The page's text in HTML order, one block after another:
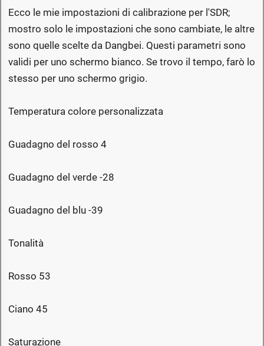
Ecco le mie impostazioni di calibrazione per l'SDR;
mostro solo le impostazioni che sono cambiate, le altre
sono quelle scelte da Dangbei. Questi parametri sono
validi per uno schermo bianco. Se trovo il tempo, farò lo
stesso per uno schermo grigio.
Temperatura colore personalizzata
Guadagno del rosso 4
Guadagno del verde -28
Guadagno del blu -39
Tonalità
Rosso 53
Ciano 45
Saturazione